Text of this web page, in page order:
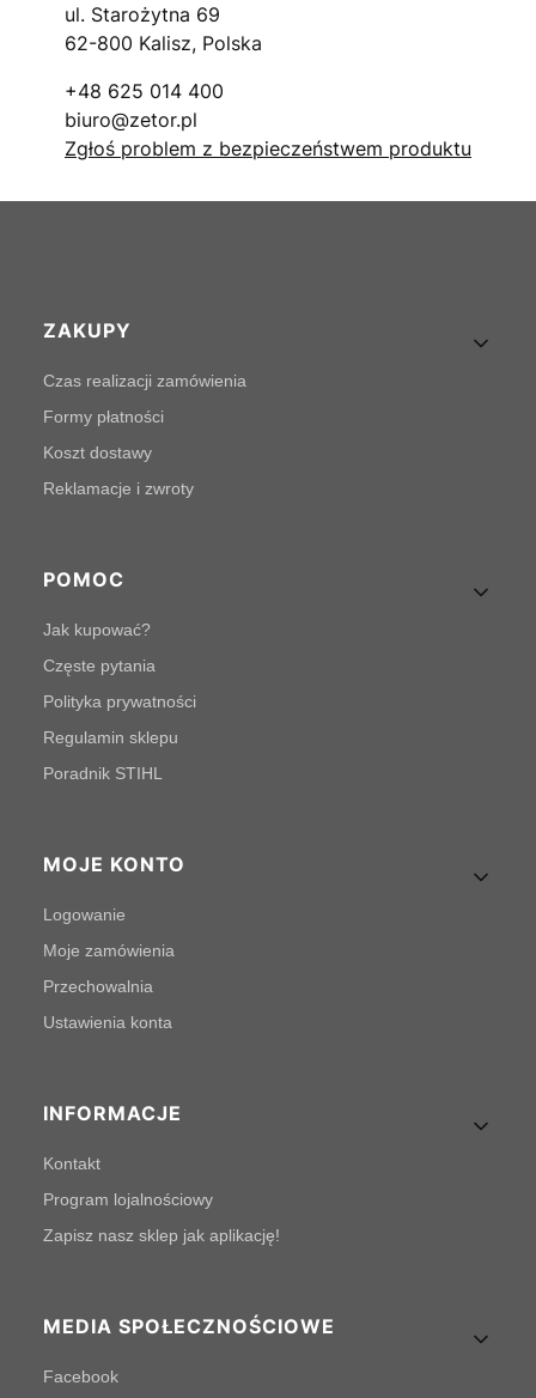
ul. Starożytna 69
62-800 Kalisz, Polska
+48 625 014 400
biuro@zetor.pl
Zgłoś problem z bezpieczeństwem produktu
Linki w stopce
ZAKUPY
Czas realizacji zamówienia
Formy płatności
Koszt dostawy
Reklamacje i zwroty
POMOC
Jak kupować?
Częste pytania
Polityka prywatności
Regulamin sklepu
Poradnik STIHL
MOJE KONTO
Logowanie
Moje zamówienia
Przechowalnia
Ustawienia konta
INFORMACJE
Kontakt
Program lojalnościowy
Zapisz nasz sklep jak aplikację!
MEDIA SPOŁECZNOŚCIOWE
Facebook